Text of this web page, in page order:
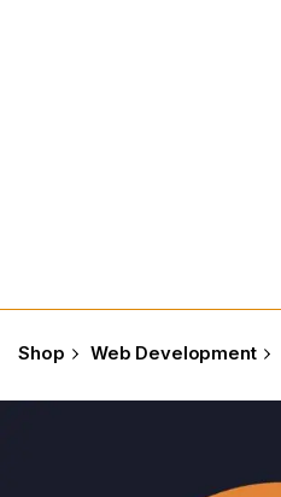
Shop Web Development